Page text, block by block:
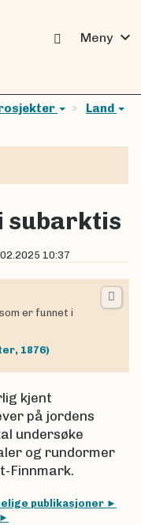
Meny expand_more
Land
subarktis
10:37
er funnet i
1876)
kjent
på jordens
undersøke
og rundormer
Finnmark.
publikasjoner